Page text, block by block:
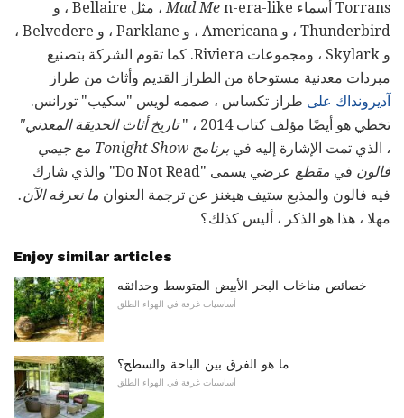
Torrans أسماء
Mad Me
n-era-like ، مثل Bellaire ، و
Thunderbird ، و Americana ، و Parklane ، و Belvedere ،
و Skylark ، ومجموعات Riviera. كما تقوم الشركة بتصنيع
مبردات معدنية مستوحاة من الطراز القديم وأثاث من طراز
آديرونداك على طراز تكساس ، صممه لويس "سكيب" تورانس.
تخطي هو أيضًا مؤلف كتاب 2014 ، "
تاريخ أثاث الحديقة المعدني"
، الذي تمت الإشارة إليه في
برنامج Tonight Show مع جيمي
فالون في مقطع
عرضي يسمى "Do Not Read" والذي شارك
فيه فالون والمذيع ستيف هيغنز عن ترجمة العنوان ما نعرفه الآن.
مهلا ، هذا هو الذكر ، أليس كذلك؟
Enjoy similar articles
خصائص مناخات البحر الأبيض المتوسط ​​وحدائقه
أساسيات غرفة في الهواء الطلق
ما هو الفرق بين الباحة والسطح؟
أساسيات غرفة في الهواء الطلق